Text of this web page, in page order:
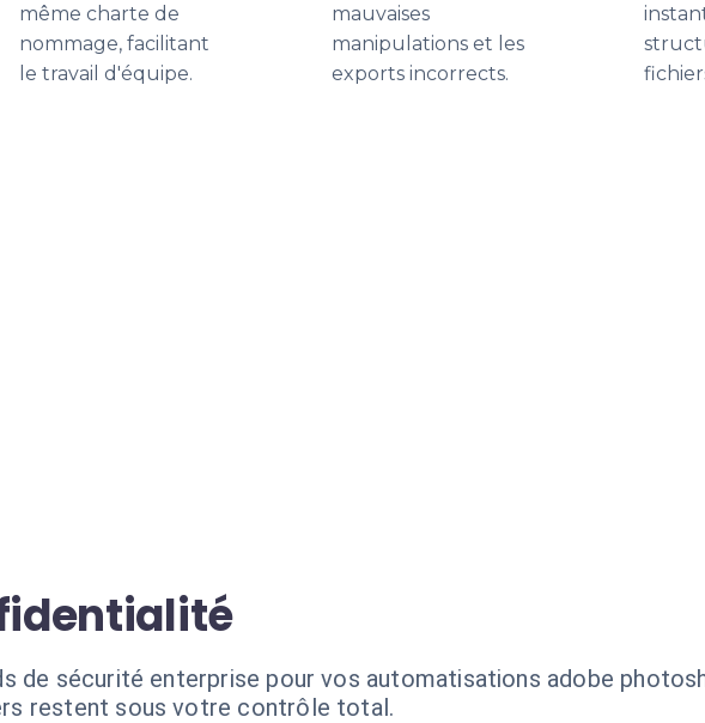
même charte de
nommage, facilitant
le travail d'équipe.
mauvaises
manipulations et les
exports incorrects.
de sécurité enterprise pour vos automatisations adobe
restent sous votre contrôle total.